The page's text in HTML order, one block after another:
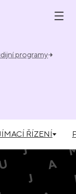
programy
ŘÍZENÍ